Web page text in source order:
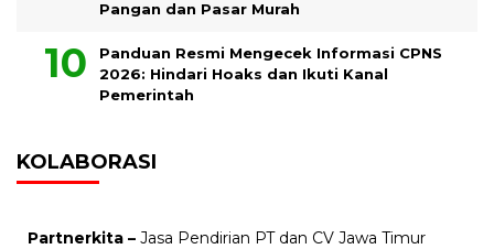
Pangan dan Pasar Murah
Panduan Resmi Mengecek Informasi CPNS
2026: Hindari Hoaks dan Ikuti Kanal
Pemerintah
KOLABORASI
Partnerkita – Jasa Pendirian PT dan CV Jawa Timur